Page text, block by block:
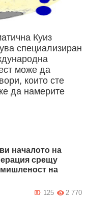
Куиз
специализиран
може да
които сте
да намерите
началото на
срещу
на
2 770
125